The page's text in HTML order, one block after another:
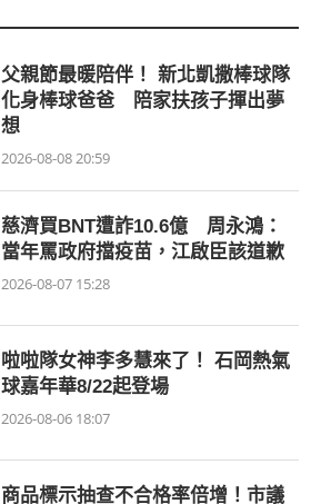
父親節最暖陪伴！ 新北凱撒棒球隊
化身棒球爸爸 陪家扶孩子揮出夢
想
2026-08-08 20:59
慈濟買BNT遭詐10.6億 周永鴻：
當年罵政府擋疫苗，江啟臣該道歉
2026-08-07 15:28
啦啦隊女神李多慧來了！ 石岡熱氣
球嘉年華8/22起登場
2026-08-06 18:07
商品標示抽查不合格率倍增！市議